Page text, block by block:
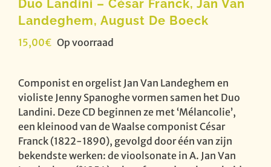
Duo Landini – César Franck, Jan Van
Landeghem, August De Boeck
15,00€ Op voorraad
Componist en orgelist Jan Van Landeghem en
violiste Jenny Spanoghe vormen samen het Duo
Landini. Deze CD beginnen ze met ‘Mélancolie’,
een kleinood van de Waalse componist César
Franck (1822-1890), gevolgd door één van zijn
bekendste werken: de vioolsonate in A. Jan Van